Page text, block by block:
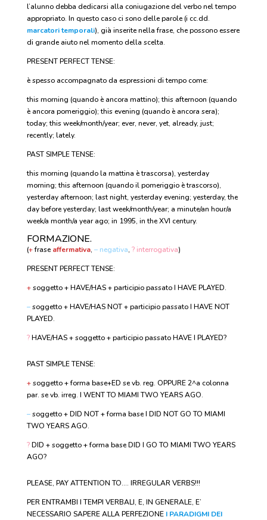
l’alunno debba dedicarsi alla coniugazione del verbo nel tempo
appropriato. In questo caso ci sono delle parole (i cc.dd.
marcatori temporali), già inserite nella frase, che possono essere
di grande aiuto nel momento della scelta.
PRESENT PERFECT TENSE:
è spesso accompagnato da espressioni di tempo come:
this morning (quando è ancora mattino); this afternoon (quando
è ancora pomeriggio); this evening (quando è ancora sera);
today; this week/month/year; ever, never, yet, already, just;
recently; lately.
PAST SIMPLE TENSE:
this morning (quando la mattina è trascorsa), yesterday
morning; this afternoon (quando il pomeriggio è trascorso),
yesterday afternoon; last night, yesterday evening; yesterday, the
day before yesterday; last week/month/year; a minute/an hour/a
week/a month/a year ago; in 1995, in the XVI century.
FORMAZIONE.
(+frase affermativa, – negativa, ? interrogativa)
PRESENT PERFECT TENSE:
+soggetto + HAVE/HAS + participio passato I HAVE PLAYED.
–soggetto + HAVE/HAS NOT + participio passato I HAVE NOT
PLAYED.
?HAVE/HAS + soggetto + participio passato HAVE I PLAYED?
PAST SIMPLE TENSE:
+soggetto + forma base+ED se vb. reg. OPPURE 2^a colonna
par. se vb. irreg. I WENT TO MIAMI TWO YEARS AGO.
–soggetto + DID NOT + forma base I DID NOT GO TO MIAMI
TWO YEARS AGO.
?DID + soggetto + forma base DID I GO TO MIAMI TWO YEARS
AGO?
PLEASE, PAY ATTENTION TO…. IRREGULAR VERBS!!!
PER ENTRAMBI I TEMPI VERBALI, E, IN GENERALE, E’
NECESSARIO SAPERE ALLA PERFEZIONEI PARADIGMI DEI